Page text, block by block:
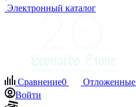
Электронный каталог
Сравнение0 Отложенные
Войти